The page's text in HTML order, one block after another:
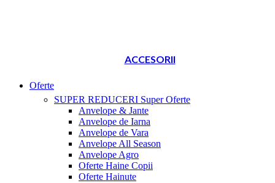
ACCESORII
Oferte
SUPER REDUCERI Super Oferte
Anvelope & Jante
Anvelope de Iarna
Anvelope de Vara
Anvelope All Season
Anvelope Agro
Oferte Haine Copii
Oferte Hainute